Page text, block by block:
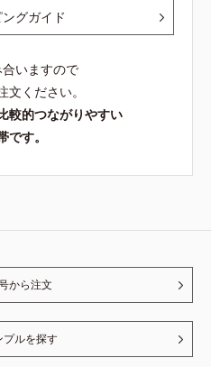
グガイド
いますので
文ください。
較的つながりやすい
です。
から注文
プルを探す